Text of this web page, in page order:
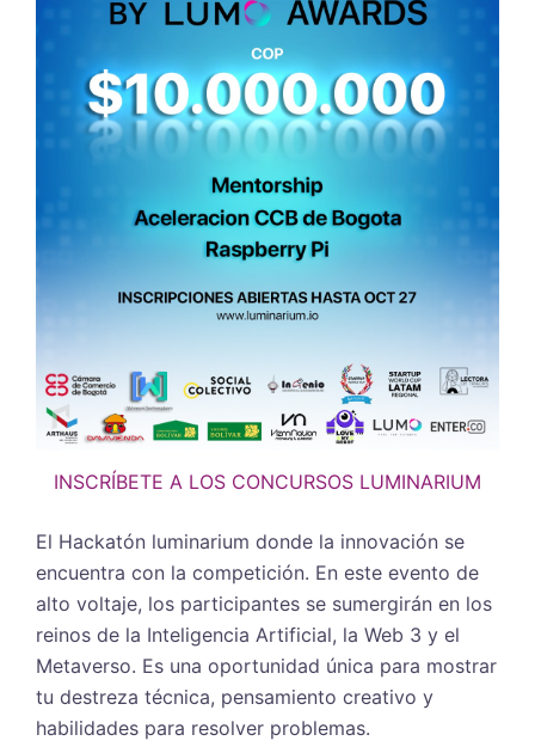
INSCRÍBETE A LOS CONCURSOS LUMINARIUM
El Hackatón luminarium donde la innovación se
encuentra con la competición. En este evento de
alto voltaje, los participantes se sumergirán en los
reinos de la Inteligencia Artificial, la Web 3 y el
Metaverso. Es una oportunidad única para mostrar
tu destreza técnica, pensamiento creativo y
habilidades para resolver problemas.